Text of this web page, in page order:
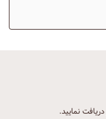
نمایید.